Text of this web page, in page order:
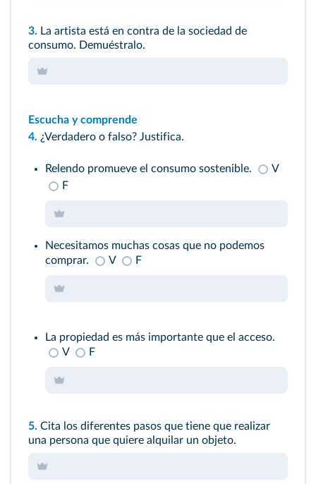
3. La artista está en contra de la sociedad de
consumo. Demuéstralo.
Escucha y comprende
4. ¿Verdadero o falso? Justifica.
Relendo promueve el consumo sostenible.
V
F
Necesitamos muchas cosas que no podemos
comprar.
V F
La propiedad es más importante que el acceso.
V
F
5. Cita los diferentes pasos que tiene que realizar
una persona que quiere alquilar un objeto.